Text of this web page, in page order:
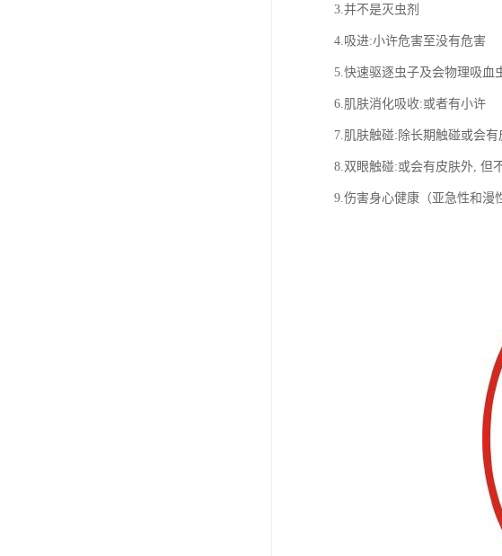
3.并不是灭虫剂
4.吸进:小许危害至没有危害
5.快速驱逐虫子及会物理吸血
6.肌肤消化吸收:或者有小许
7.肌肤触碰:除长期触碰或会
8.双眼触碰:或会有皮肤外, 但
9.伤害身心健康（亚急性和漫